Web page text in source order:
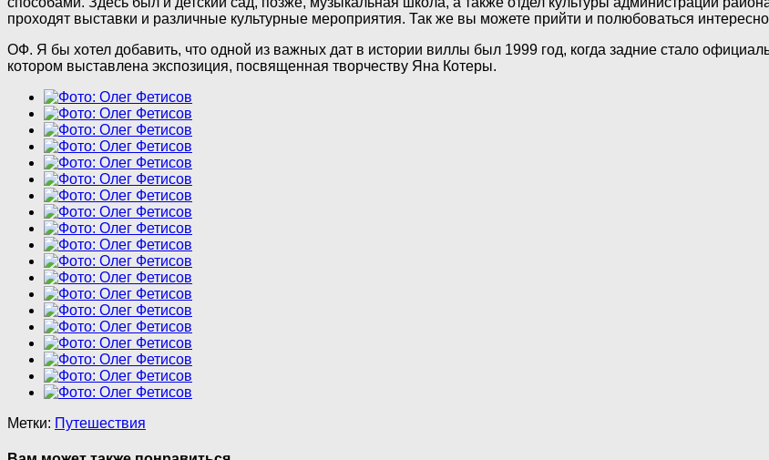
проходят выставки и различные культурные мероприятия. Так же вы можете прийти и полюбоваться
ОФ. Я бы хотел добавить, что одной из важных дат в истории виллы был 1999 год, когда задние стало
котором выставлена экспозиция, посвященная творчеству Яна Котеры.
Метки: Путешествия